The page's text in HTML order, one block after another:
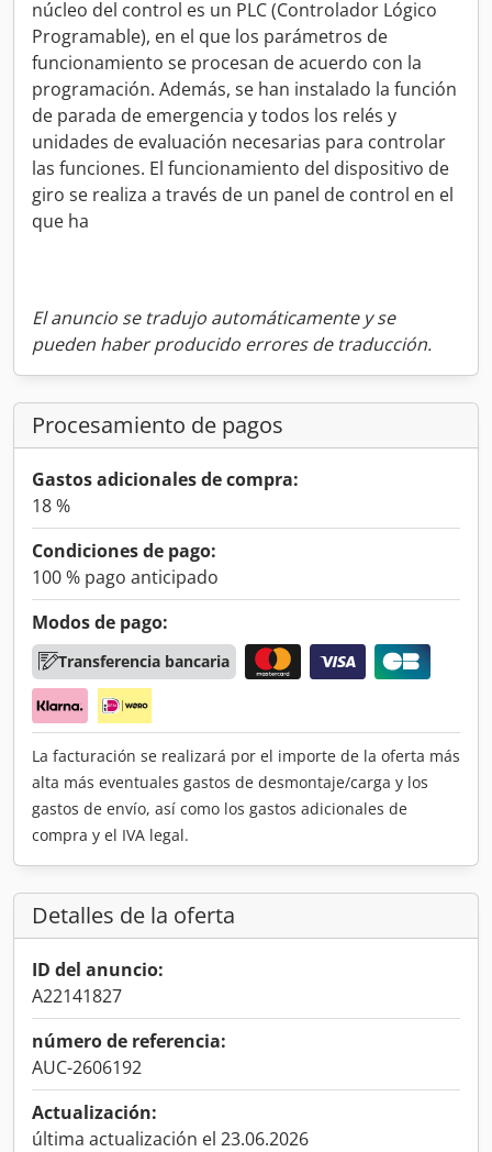
núcleo del control es un PLC (Controlador Lógico
Programable), en el que los parámetros de
funcionamiento se procesan de acuerdo con la
programación. Además, se han instalado la función
de parada de emergencia y todos los relés y
unidades de evaluación necesarias para controlar
las funciones. El funcionamiento del dispositivo de
giro se realiza a través de un panel de control en el
que ha
El anuncio se tradujo automáticamente y se
pueden haber producido errores de traducción.
Procesamiento de pagos
Gastos adicionales de compra:
18 %
Condiciones de pago:
100 % pago anticipado
Modos de pago:
Transferencia bancaria
La facturación se realizará por el importe de la oferta más
alta más eventuales gastos de desmontaje/carga y los
gastos de envío, así como los gastos adicionales de
compra y el IVA legal.
Detalles de la oferta
ID del anuncio:
A22141827
número de referencia:
AUC-2606192
Actualización:
última actualización el 23.06.2026